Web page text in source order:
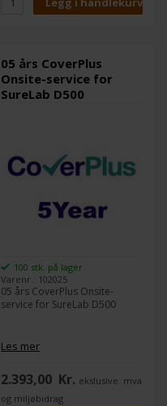
05 års CoverPlus
Onsite-service for
SureLab D500
100 stk. på lager
Varenr.: 102025
05 års CoverPlus Onsite-
service for SureLab D500
Les mer
2.393,00 Kr. ekslusive. mva
og miljøbidrag